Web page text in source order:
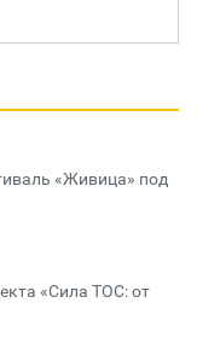
«Живица» под
«Сила ТОС: от